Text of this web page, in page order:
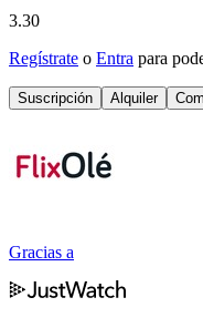
3.30
Regístrate o Entra para
Suscripción Alquiler
Gracias a